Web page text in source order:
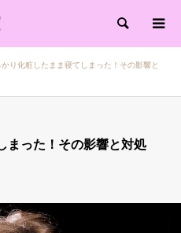
検索
かり化粧したまま寝てしまった！その影響と
まった！その影響と対処